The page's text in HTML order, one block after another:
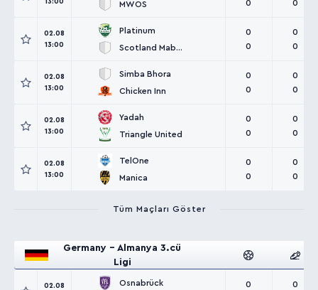
13:00
MWOS
0
0
02.08
13:00
Platinum
Scotland Mabvuku
0
0
0
0
02.08
13:00
Simba Bhora
Chicken Inn
0
0
0
0
02.08
13:00
Yadah
Triangle United
0
0
0
0
02.08
13:00
TelOne
Manica
0
0
0
0
Tüm Maçları Göster
Germany - Almanya 3.cü
Ligi
02.08
Osnabrück
0
0